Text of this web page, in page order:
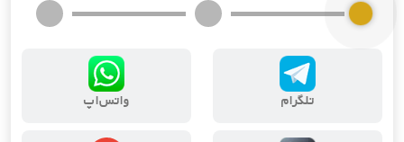
تلگرام واتس‌اپ